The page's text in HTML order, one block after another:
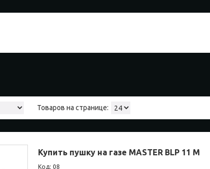
Купить пушку на газе MASTER BLP 11 M
08